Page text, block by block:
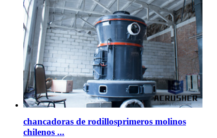
chancadoras de rodillosprimeros molinos
chilenos ...